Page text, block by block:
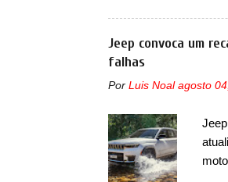
Jeep convoca um
falhas
Por Luis Noal agosto